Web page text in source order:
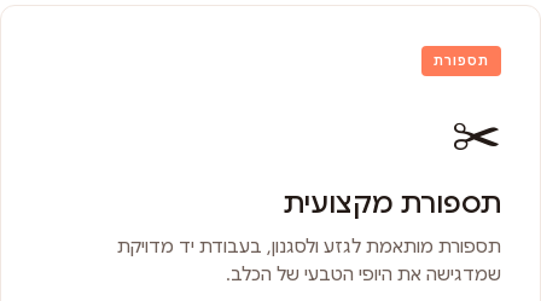
תספורת
✂️
תספורת מקצועית
תספורת מותאמת לגזע ולסגנון, בעבודת יד מדויקת
שמדגישה את היופי הטבעי של הכלב.